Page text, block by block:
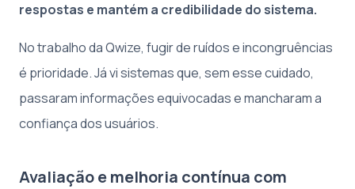
respostas e mantém a credibilidade do sistema.
No trabalho da Qwize, fugir de ruídos e incongruências
é prioridade. Já vi sistemas que, sem esse cuidado,
passaram informações equivocadas e mancharam a
confiança dos usuários.
Avaliação e melhoria contínua com